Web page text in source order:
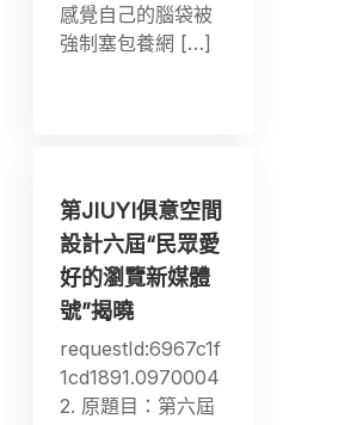
感覺自己的腦袋被
強制塞包養網 […]
第JIUYI俱意空間
設計六屆“民眾愛
好的瀏覽新媒體
號”揭曉
requestId:6967c1f
1cd1891.0970004
2. 原題目：第六屆